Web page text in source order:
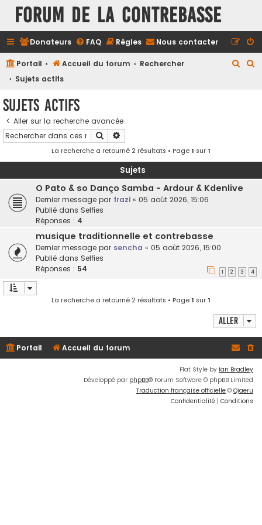
FORUM DE LA CONTREBASSE
Donateurs FAQ Règles Nous contacter
Portail Accueil du forum
Rechercher
Sujets actifs
e
Sujets actifs
Aller sur la recherche avancée
Rechercher
La recherche a retourné 2 résultats • Page1 sur1
Sujets
O Pato & so Danço Samba - Ardour & Kdenlive
Dernier message par frazi « 05 août 2026, 15:06
Publié dans Selfies
Réponses : 4
musique traditionnelle et contrebasse
Dernier message par sencha « 05 août 2026, 15:00
Publié dans Selfies
Réponses : 54 1 2 3 4
La recherche a retourné 2 résultats • Page1 sur1
Aller
Portail Accueil du forum
Flat Style by Ian Bradley
Développé par phpBB® Forum Software © phpBB Limited
Traduction française officielle © Qiaeru
Confidentialité | Conditions